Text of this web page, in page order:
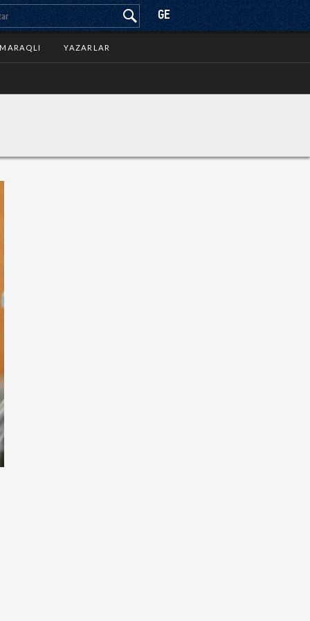
GE
MARAQLI YAZARLAR